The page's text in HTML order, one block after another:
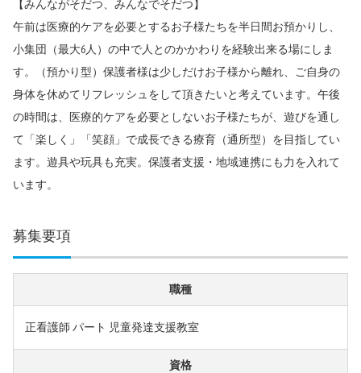
【みんながそだつ、みんなでそだつ】
午前は医療的ケアを必要とするお子様たちを半日間お預かりし、
小集団（最大6人）の中で人とのかかわりを経験出来る場にしま
す。（預かり型）保護者様は少しだけお子様から離れ、ご自身の
身体を休めてリフレッシュをして頂きたいと考えています。午後
の時間は、医療的ケアを必要としないお子様たちが、遊びを通し
て「楽しく」「笑顔」で成長できる療育（通所型）を目指してい
ます。遊具や玩具も充実。保護者支援・地域連携にも力を入れて
います。
募集要項
職種
正看護師 パート 児童発達支援教室
資格